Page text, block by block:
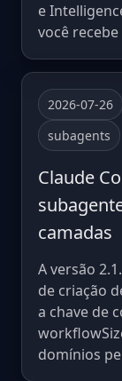
e
você
2026-07-26
subagents
Claude
camadas
A versão
de criação
a chave de
domínios